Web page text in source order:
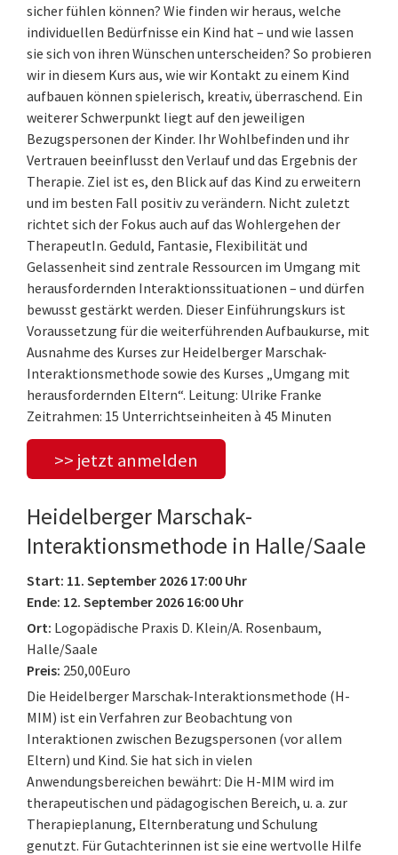
sicher fühlen können? Wie finden wir heraus, welche
individuellen Bedürfnisse ein Kind hat – und wie lassen
sie sich von ihren Wünschen unterscheiden? So probieren
wir in diesem Kurs aus, wie wir Kontakt zu einem Kind
aufbauen können spielerisch, kreativ, überraschend. Ein
weiterer Schwerpunkt liegt auf den jeweiligen
Bezugspersonen der Kinder. Ihr Wohlbefinden und ihr
Vertrauen beeinflusst den Verlauf und das Ergebnis der
Therapie. Ziel ist es, den Blick auf das Kind zu erweitern
und im besten Fall positiv zu verändern. Nicht zuletzt
richtet sich der Fokus auch auf das Wohlergehen der
TherapeutIn. Geduld, Fantasie, Flexibilität und
Gelassenheit sind zentrale Ressourcen im Umgang mit
herausfordernden Interaktionssituationen – und dürfen
bewusst gestärkt werden. Dieser Einführungskurs ist
Voraussetzung für die weiterführenden Aufbaukurse, mit
Ausnahme des Kurses zur Heidelberger Marschak-
Interaktionsmethode sowie des Kurses „Umgang mit
herausfordernden Eltern“. Leitung: Ulrike Franke
Zeitrahmen: 15 Unterrichtseinheiten à 45 Minuten
>> jetzt anmelden
Heidelberger Marschak-
Interaktionsmethode in Halle/Saale
Start: 11. September 2026 17:00 Uhr
Ende: 12. September 2026 16:00 Uhr
Ort: Logopädische Praxis D. Klein/A. Rosenbaum,
Halle/Saale
Preis: 250,00Euro
Die Heidelberger Marschak-Interaktionsmethode (H-
MIM) ist ein Verfahren zur Beobachtung von
Interaktionen zwischen Bezugspersonen (vor allem
Eltern) und Kind. Sie hat sich in vielen
Anwendungsbereichen bewährt: Die H-MIM wird im
therapeutischen und pädagogischen Bereich, u. a. zur
Therapieplanung, Elternberatung und Schulung
genutzt. Für Gutachterinnen ist sie eine wertvolle Hilfe